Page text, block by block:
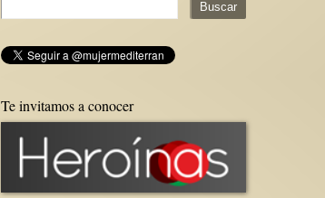
Te invitamos a conocer